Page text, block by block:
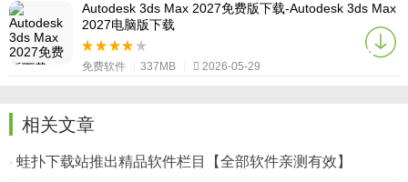
Autodesk 3ds Max 2027免费版下载-Autodesk 3ds Max
2027电脑版下载
免费软件 337MB 2026-05-29
相关文章
蛙扑下载站推出精品软件栏目【全部软件亲测有效】